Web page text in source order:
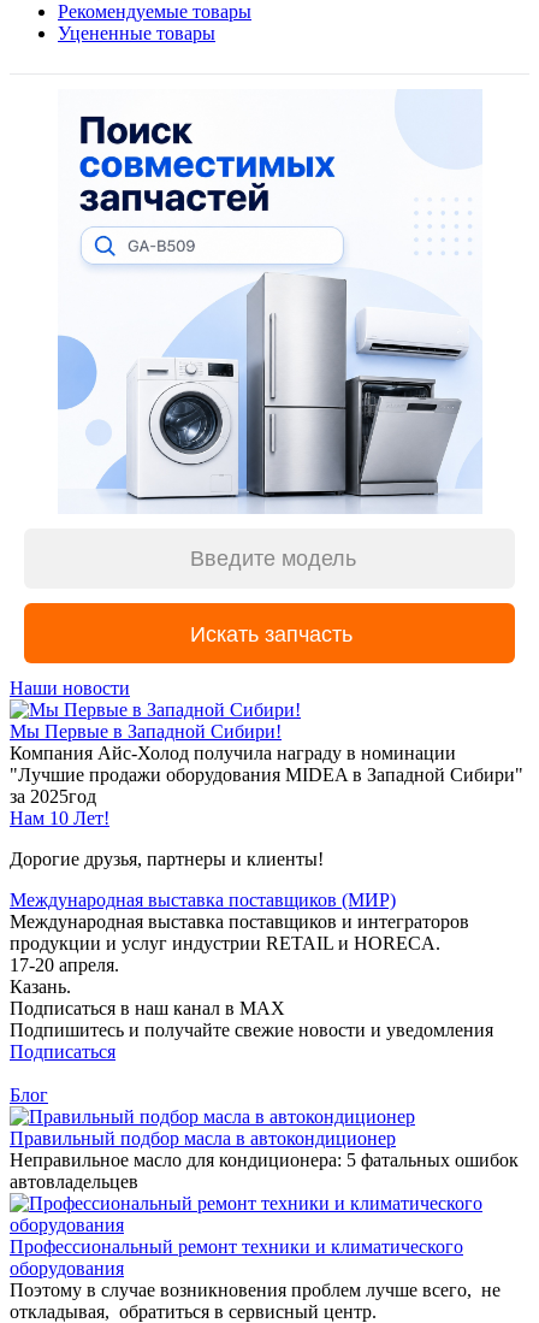
Рекомендуемые товары
Уцененные товары
Наши новости
Мы Первые в Западной Сибири!
Компания Айс-Холод получила награду в номинации
"Лучшие продажи оборудования MIDEA в Западной Сибири"
за 2025год
Нам 10 Лет!
Дорогие друзья, партнеры и клиенты!
Международная выставка поставщиков (МИР)
Международная выставка поставщиков и интеграторов
продукции и услуг индустрии RETAIL и HORECA.
17-20 апреля.
Казань.
Подписаться в наш канал в MAX
Подпишитесь и получайте свежие новости и уведомления
Подписаться
Блог
Правильный подбор масла в автокондиционер
Неправильное масло для кондиционера: 5 фатальных ошибок
автовладельцев
Профессиональный ремонт техники и климатического
оборудования
Поэтому в случае возникновения проблем лучше всего, не
откладывая, обратиться в сервисный центр.